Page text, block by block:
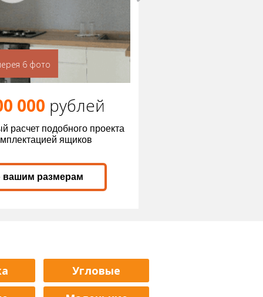
Угловые
вашим размерам
6 фото
расчет подобного проекта
ящиков
000 рублей